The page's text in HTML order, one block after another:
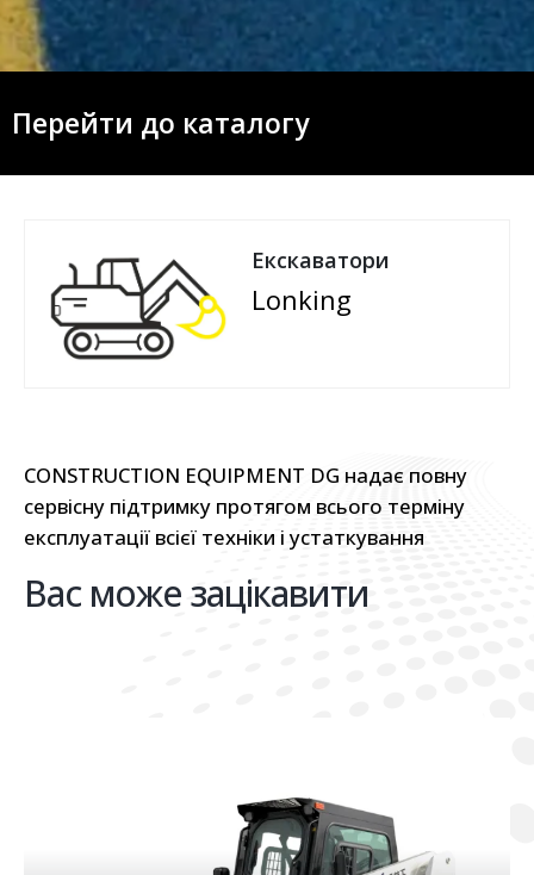
Перейти до каталогу
Екскаватори
Lonking
CONSTRUCTION EQUIPMENT DG надає повну
сервісну підтримку протягом всього терміну
експлуатації всієї техніки і устаткування
Вас може зацікавити